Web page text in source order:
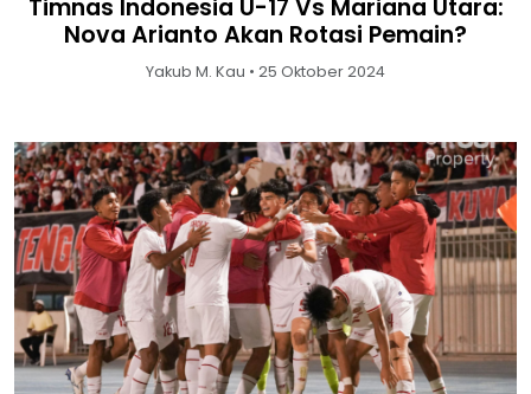
Timnas Indonesia U-17 Vs Mariana Utara:
Nova Arianto Akan Rotasi Pemain?
Yakub M. Kau • 25 Oktober 2024